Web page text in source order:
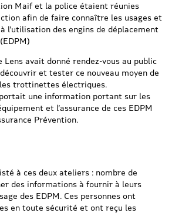
Maif et la police étaient réunies
afin de faire connaître les usages et
l’utilisation des engins de déplacement
Lens avait donné rendez-vous au public
et tester ce nouveau moyen de
trottinettes électriques.
une information portant sur les
et l’assurance de ces EDPM
Prévention.
à ces deux ateliers : nombre de
des informations à fournir à leurs
des EDPM. Ces personnes ont
en toute sécurité et ont reçu les